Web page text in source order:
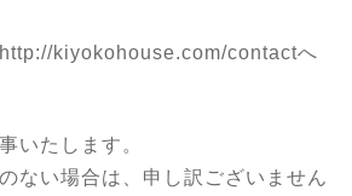
http://kiyokohouse.com/contactへ
いたします。
ない場合は、申し訳ございません